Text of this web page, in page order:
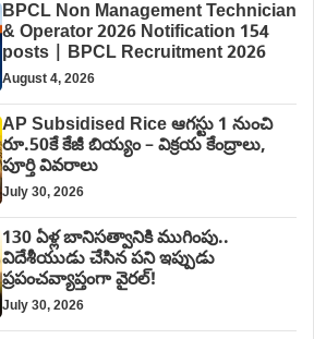
BPCL Non Management Technician
& Operator 2026 Notification 154
posts | BPCL Recruitment 2026
August 4, 2026
AP Subsidised Rice ఆగస్టు 1 నుంచి
రూ.50కే కేజీ బియ్యం – విక్రయ కేంద్రాలు,
పూర్తి వివరాలు
July 30, 2026
130 ఏళ్ల బానిసత్వానికి ముగింపు..
విదేశీయుడు చేసిన పని ఇప్పుడు
ప్రపంచవ్యాప్తంగా వైరల్!
July 30, 2026